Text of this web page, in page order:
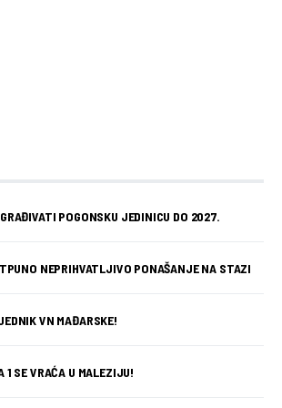
POGONSKU JEDINICU DO 2027.
NEPRIHVATLJIVO PONAŠANJE NA STAZI
VN MAĐARSKE!
1 SE VRAĆA U MALEZIJU!